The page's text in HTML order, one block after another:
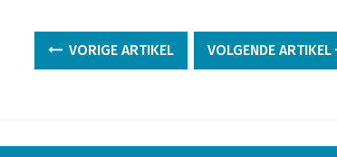
VORIGE ARTIKEL VOLGENDE ARTIKEL